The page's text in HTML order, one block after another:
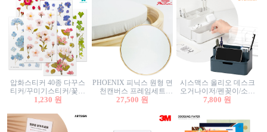
압화스티커 40종 다꾸스
티커/꾸미기스티커/꽃스
티커/압화꽃책갈피/팬시
1,230 원
PHOENIX 피닉스 원형 면
천캔버스 프레임세트
30cm/원형캔버스/플로팅
27,500 원
시스맥스 올리오 데스크
오거나이저/펜꽂이/소품
꽂이/소품함/정리함/수납
7,800 원